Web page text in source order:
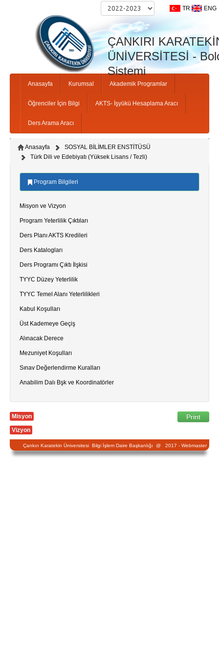
TR ENG
ÇANKIRI
ÜNİVERSİTESİ -
Sistemi
Anasayfa Kurumsal Akademik Programlar
Öğrenciler İçin Bilgi AKTS- İşyükü Hesaplama Aracı
Ders Arama Aracı
Anasayfa
SOSYAL BİLİMLER ENSTİTÜSÜ
Türk Dili ve Edebiyatı (Yüksek Lisans / Tezli)
Program Bilgileri
Misyon ve Vizyon
Program Yeterlilik Çıktıları
Ders Planı AKTS Kredileri
Ders Katalogları
Ders Programı Çıktı İlşkisi
TYYC Düzey Yeterlilik
TYYC Temel Alanı Yeterlilikleri
Kabul Koşulları
Üst Kademeye Geçiş
Alınacak Derece
Mezuniyet Koşulları
Sınav Değerlendirme Kuralları
Anabilim Dalı Bşk ve Koordinatörler
Print
Misyon
Vizyon
Çankırı Karatekin Üniversitesi Bilgi İşlem Daire Başkanlığı @ 2017 - Webmaster